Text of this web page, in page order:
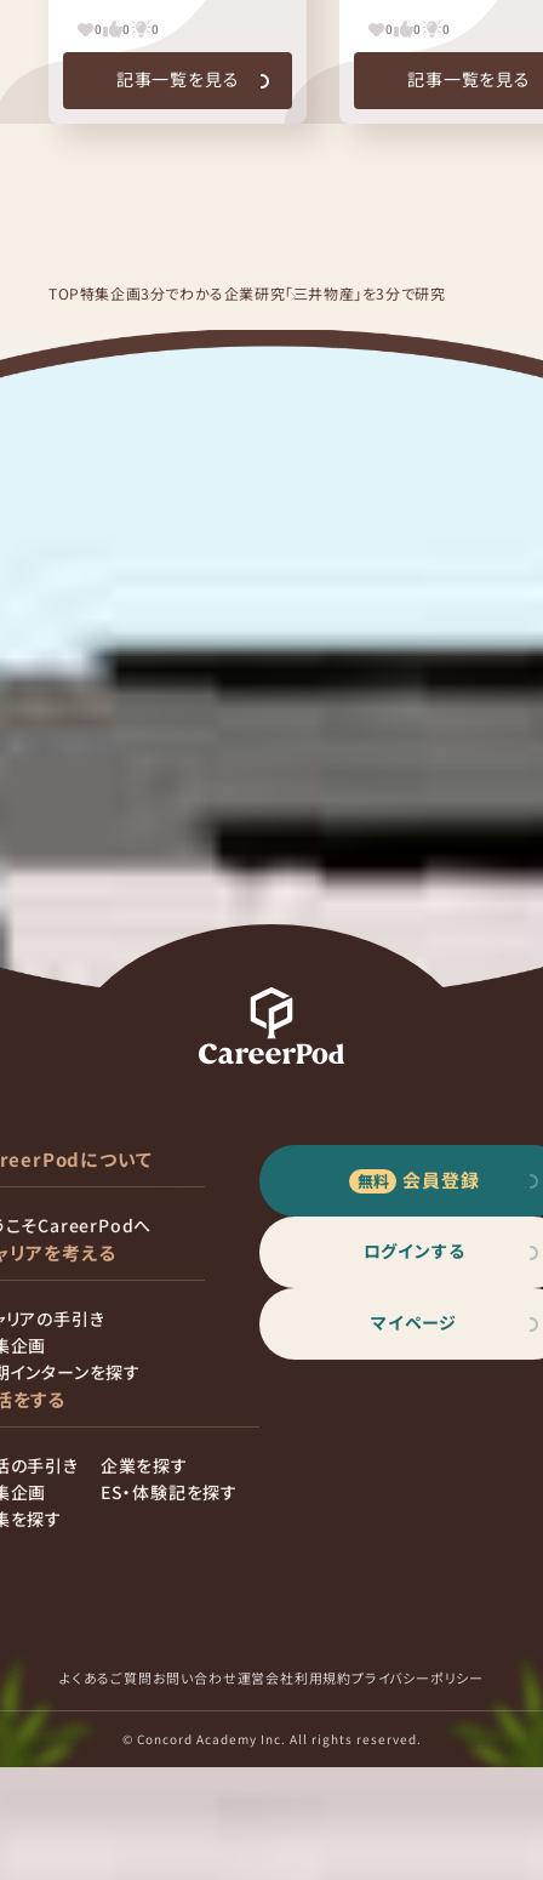
0 0 0
記事一覧を見る
0 0 0
記事一覧を見る
TOP特集企画3分でわかる企業研究「三井物産」を3分で研究
について
こそCareerPodへ
リアを考える
リアの手引き
企画
インターンを探す
をする
の手引き
企画
を探す
企業を探す
ES・体験記を探す
会員登録
ログインする
マイページ
よくあるご質問お問い合わせ運営会社利用規約プライバシーポリシー
© Concord Academy Inc. All rights reserved.